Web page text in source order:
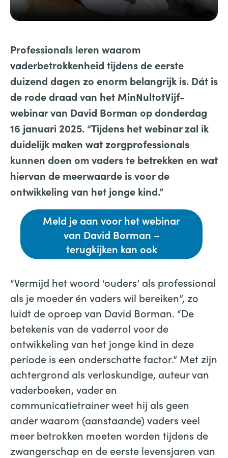
Professionals leren waarom
vaderbetrokkenheid tijdens de eerste
duizend dagen zo enorm belangrijk is. Dát is
de rode draad van het MinNultotVijf-
webinar van David Borman op donderdag
16 januari 2025. “Tijdens het webinar zal ik
duidelijk maken wat zorgprofessionals
kunnen doen om vaders te betrekken en wat
hiervan de meerwaarde is voor de
ontwikkeling van het jonge kind.”
Meld je aan voor het webinar
van David Borman –
terugkijken kan ook
“Vermijd het woord ‘ouders’ als professional
als je moeder én vaders wil bereiken”, zo
luidt de oproep van David Borman. “De
betekenis van de vaderrol voor de
ontwikkeling van het jonge kind in deze
periode is een onderschatte factor.” Met zijn
achtergrond als verloskundige, auteur van
vaderboeken, vader en
communicatietrainer weet hij als geen
ander waarom (aanstaande) vaders veel
meer betrokken moeten worden tijdens de
zwangerschap en de eerste levensjaren van